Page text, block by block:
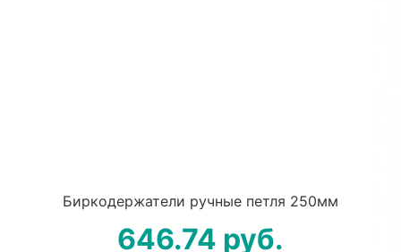
Биркодержатели ручные петля 250мм
646.74 руб.